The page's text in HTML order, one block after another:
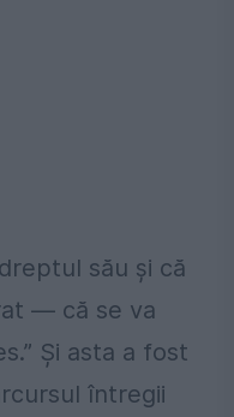
său și că
— că se va
Și asta a fost
întregii